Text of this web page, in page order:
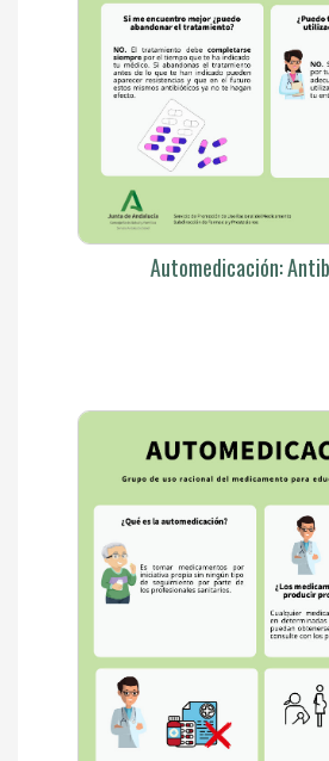
Automedicación: